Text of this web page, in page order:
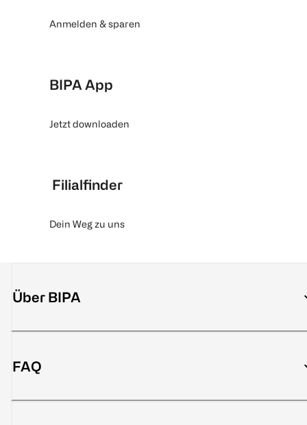
Anmelden & sparen
BIPA App
Jetzt downloaden
Filialfinder
Dein Weg zu uns
Über BIPA
FAQ